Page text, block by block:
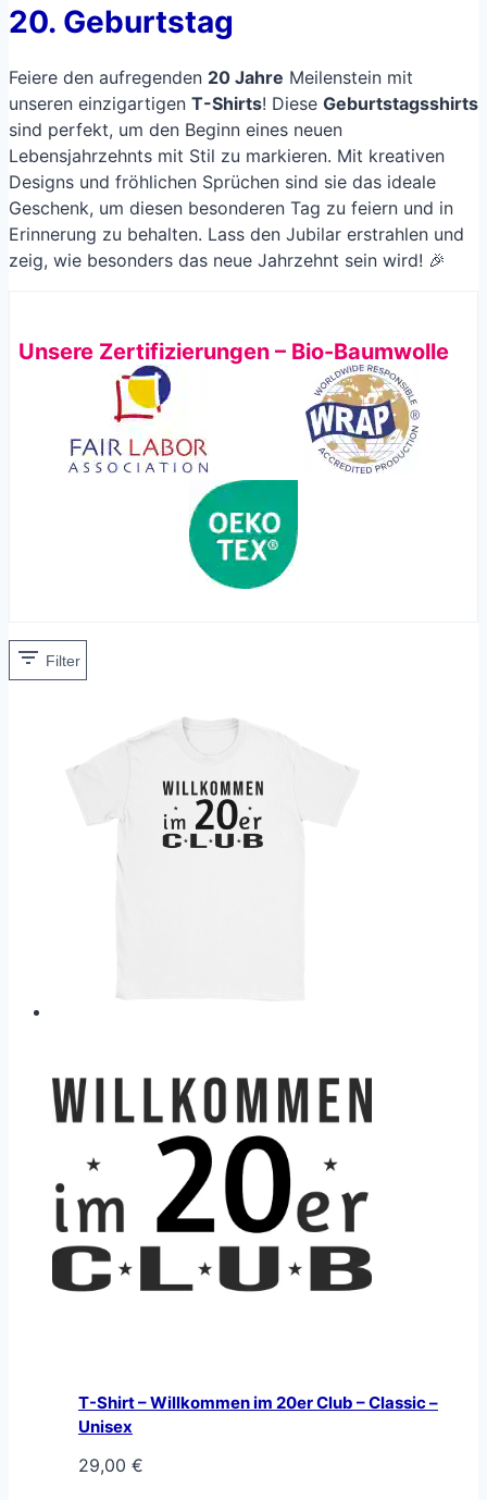
20. Geburtstag
Feiere den aufregenden 20 Jahre Meilenstein mit
unseren einzigartigen T-Shirts! Diese Geburtstagsshirts
sind perfekt, um den Beginn eines neuen
Lebensjahrzehnts mit Stil zu markieren. Mit kreativen
Designs und fröhlichen Sprüchen sind sie das ideale
Geschenk, um diesen besonderen Tag zu feiern und in
Erinnerung zu behalten. Lass den Jubilar erstrahlen und
zeig, wie besonders das neue Jahrzehnt sein wird! 🎉
Unsere Zertifizierungen – Bio-Baumwolle
Filter
T-Shirt – Willkommen im 20er Club – Classic –
Unisex
29,00 €